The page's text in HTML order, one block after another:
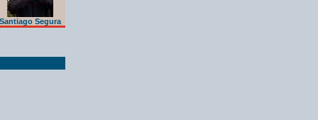
Segura